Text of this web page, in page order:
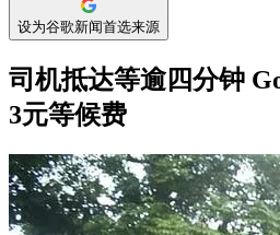
设为谷歌新闻首选来源
司机抵达等逾四分钟
3元等候费